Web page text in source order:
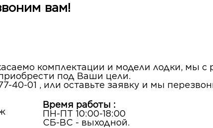
вам!
комплектации и модели лодки, мы
под Ваши цели.
40-01 , или оставьте заявку и мы
Время работы :
ПН-ПТ 10:00-18:00
СБ-ВС - выходной.